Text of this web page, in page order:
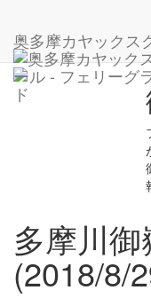
奥多摩カヤックス
多摩川御嶽の水位
多摩川
(2018/8/